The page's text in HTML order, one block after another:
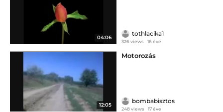
04:06
tothlacika1
326 views 16 éve
12:05
Motorozás
bombabisztos
248 views 17 éve